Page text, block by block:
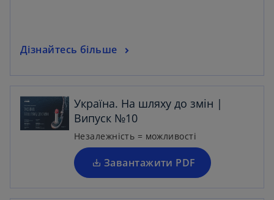
Дізнайтесь більше
Україна. На шляху до змін |
Випуск №10
Незалежність = можливості
Завантажити PDF
p
n
i
n
a
n